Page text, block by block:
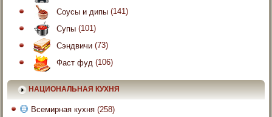
Соусы и дипы (141)
Супы (101)
Сэндвичи (73)
Фаст фуд (106)
НАЦИОНАЛЬНАЯ КУХНЯ
Всемирная кухня (258)